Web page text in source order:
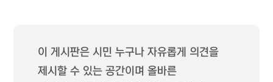
이 게시판은 시민 누구나 자유롭게 의견을
제시할 수 있는 공간이며 올바른